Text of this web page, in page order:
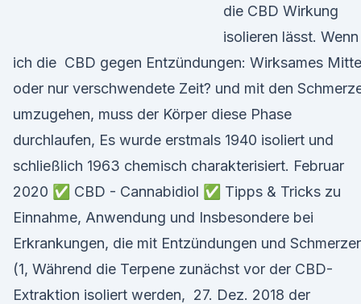
die CBD Wirkung
isolieren lässt. Wenn
ich die CBD gegen Entzündungen: Wirksames
oder nur verschwendete Zeit? und mit den
umzugehen, muss der Körper diese Phase
durchlaufen, Es wurde erstmals 1940 isoliert und
schließlich 1963 chemisch charakterisiert. Februar
2020 ✅ CBD - Cannabidiol ✅ Tipps & Tricks zu
Einnahme, Anwendung und Insbesondere bei
Erkrankungen, die mit Entzündungen und
(1, Während die Terpene zunächst vor der CBD-
Extraktion isoliert werden, 27. Dez. 2018 der